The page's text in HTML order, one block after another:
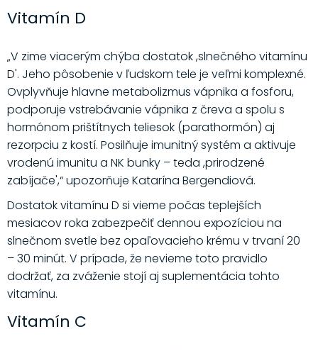
Vitamín D
„V zime viacerým chýba dostatok ,slnečného vitamínu
D'. Jeho pôsobenie v ľudskom tele je veľmi komplexné.
Ovplyvňuje hlavne metabolizmus vápnika a fosforu,
podporuje vstrebávanie vápnika z čreva a spolu s
hormónom prištítnych teliesok (parathormón) aj
rezorpciu z kostí. Posilňuje imunitný systém a aktivuje
vrodenú imunitu a NK bunky – teda ,prirodzené
zabíjače',“ upozorňuje Katarína Bergendiová.
Dostatok vitamínu D si vieme počas teplejších
mesiacov roka zabezpečiť dennou expozíciou na
slnečnom svetle bez opaľovacieho krému v trvaní 20
– 30 minút. V prípade, že nevieme toto pravidlo
dodržať, za zváženie stojí aj suplementácia tohto
vitamínu.
Vitamín C